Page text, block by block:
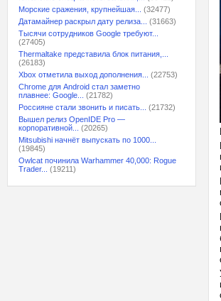
Морские сражения, крупнейшая...
(32477)
Датамайнер раскрыл дату релиза...
(31663)
Тысячи сотрудников Google требуют...
(27405)
Thermaltake представила блок питания,...
(26183)
Xbox отметила выход дополнения...
(22753)
Chrome для Android стал заметно
плавнее: Google...
(21782)
Россияне стали звонить и писать...
(21732)
Вышел релиз OpenIDE Pro —
корпоративной...
(20265)
Mitsubishi начнёт выпускать по 1000...
(19845)
Owlcat починила Warhammer 40,000: Rogue
Trader...
(19211)